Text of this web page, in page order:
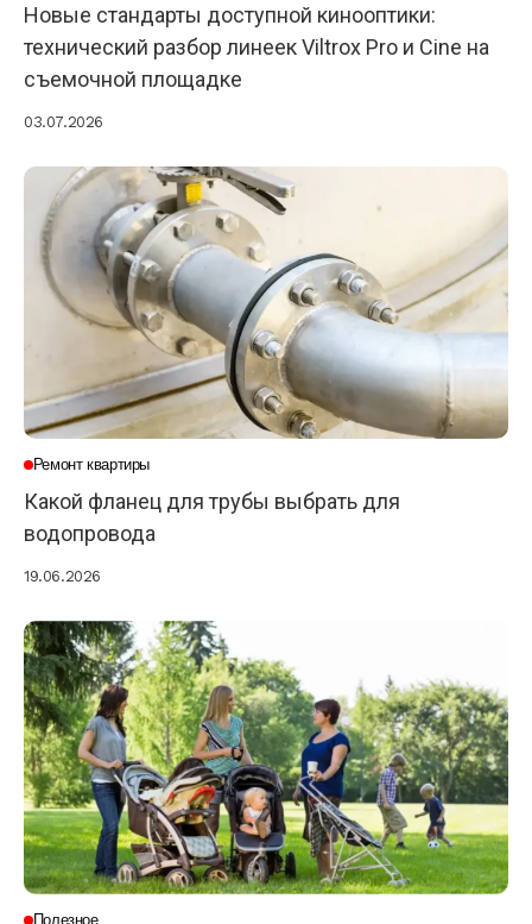
Новые стандарты доступной кинооптики:
технический разбор линеек Viltrox Pro и Cine на
съемочной площадке
03.07.2026
Ремонт квартиры
Какой фланец для трубы выбрать для
водопровода
19.06.2026
Полезное